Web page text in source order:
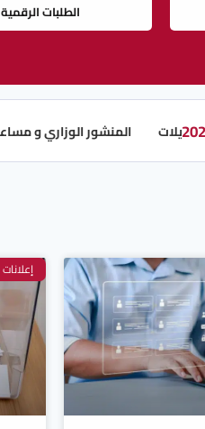
الطلبات الرقمية
المنشور الوزاري و مساعد الذكاء
إعلانات